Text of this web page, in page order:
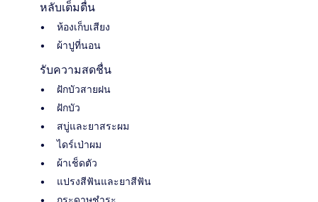
หลับเต็มตื่น
ห้องเก็บเสียง
ผ้าปูที่นอน
รับความสดชื่น
ฝักบัวสายฝน
ฝักบัว
สบู่และยาสระผม
ไดร์เป่าผม
ผ้าเช็ดตัว
แปรงสีฟันและยาสีฟัน